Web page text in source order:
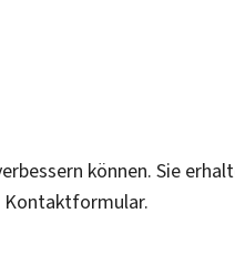
können. Sie
Kontaktformular.